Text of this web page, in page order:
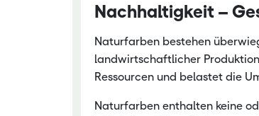
Nachhaltigkeit –
Naturfarben bestehen
landwirtschaftlicher
Ressourcen und belastet die
Naturfarben enthalten keine